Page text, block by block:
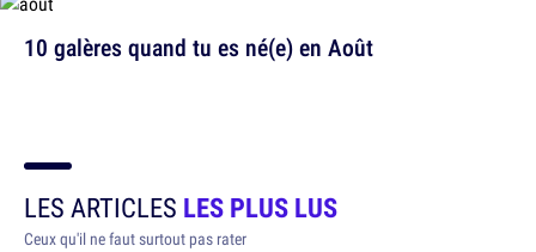
10 galères quand tu es né(e) en Août
LES ARTICLES LES PLUS LUS
Ceux qu'il ne faut surtout pas rater